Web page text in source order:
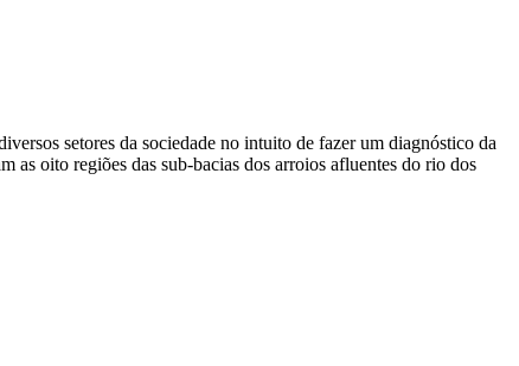
setores da sociedade no intuito de fazer um diagnóstico da
as oito regiões das sub-bacias dos arroios afluentes do rio dos